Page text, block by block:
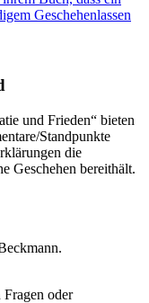
Geschehenlassen
und Frieden“ bieten
Standpunkte
die
Geschehen bereithält.
Fragen oder